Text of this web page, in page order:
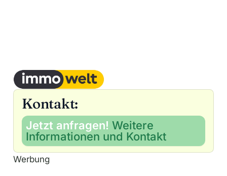
Kontakt:
Jetzt anfragen! Weitere
Informationen und Kontakt
Werbung